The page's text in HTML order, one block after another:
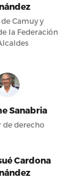
Camuy y
la Federación
Sanabria
de derecho
Cardona